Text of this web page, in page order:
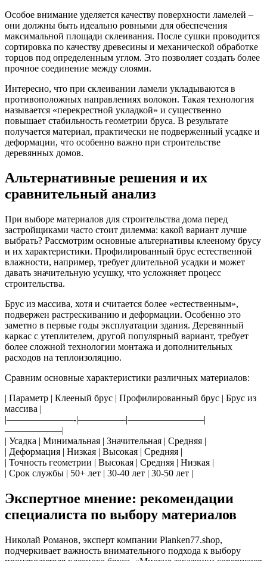
Особое внимание уделяется качеству поверхности ламелей –
они должны быть идеально ровными для обеспечения
максимальной площади склеивания. После сушки проводится
сортировка по качеству древесины и механической обработке
торцов под определенным углом. Это позволяет создать более
прочное соединение между слоями.
Интересно, что при склеивании ламели укладываются в
противоположных направлениях волокон. Такая технология
называется «перекрестной укладкой» и существенно
повышает стабильность геометрии бруса. В результате
получается материал, практически не подверженный усадке и
деформации, что особенно важно при строительстве
деревянных домов.
Альтернативные решения и их
сравнительный анализ
При выборе материалов для строительства дома перед
застройщиками часто стоит дилемма: какой вариант лучше
выбрать? Рассмотрим основные альтернативы клееному брусу
и их характеристики. Профилированный брус естественной
влажности, например, требует длительной усадки и может
давать значительную усушку, что усложняет процесс
строительства.
Брус из массива, хотя и считается более «естественным»,
подвержен растрескиванию и деформации. Особенно это
заметно в первые годы эксплуатации здания. Деревянный
каркас с утеплителем, другой популярный вариант, требует
более сложной технологии монтажа и дополнительных
расходов на теплоизоляцию.
Сравним основные характеристики различных материалов:
| Параметр | Клееный брус | Профилированный брус | Брус из
массива |
|———————-|—————|————————|
——————|
| Усадка | Минимальная | Значительная | Средняя |
| Деформация | Низкая | Высокая | Средняя |
| Точность геометрии | Высокая | Средняя | Низкая |
| Срок службы | 50+ лет | 30-40 лет | 30-50 лет |
Экспертное мнение: рекомендации
специалиста по выбору материалов
Николай Романов, эксперт компании Planken77.shop,
подчеркивает важность внимательного подхода к выбору